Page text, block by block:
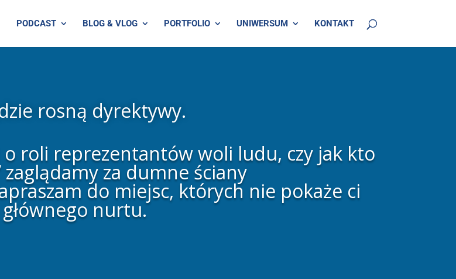
PODCAST BLOG & VLOG PORTFOLIO UNIWERSUM KONTAKT
rosną dyrektywy.
roli reprezentantów woli ludu, czy jak kto
zaglądamy za dumne ściany
do miejsc, których nie pokaże ci
nurtu.